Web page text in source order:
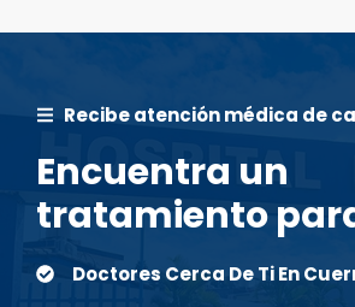
Recibe atención médica de
Encuentra un
tratamiento
Doctores Cerca De Ti En